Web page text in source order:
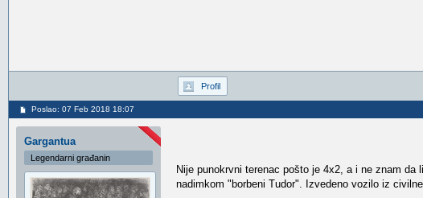
Profil
Poslao: 07 Feb 2018 18:07
Gargantua
Legendarni građanin
Nije punokrvni terenac pošto je 4x2, a i ne znam
nadimkom "borbeni Tudor". Izvedeno vozilo iz